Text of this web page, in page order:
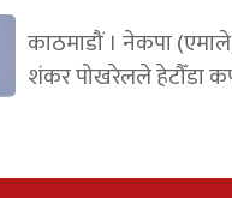
काठमाडौं । नेकपा
शंकर पोखरेलले हेटौँडा